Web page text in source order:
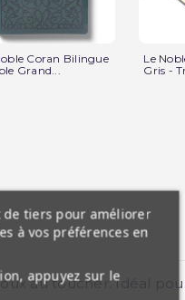
Coran Bilingue
Grand...
Le
Gris -
au toucher. Idéal
de tiers pour améliorer
à vos préférences en
appuyez sur le